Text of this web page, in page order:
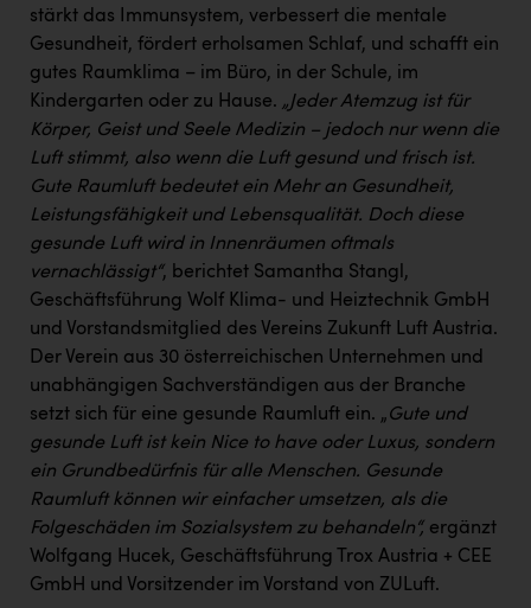
Oldtimer Raststationen und Motorhotels
Österreichischer Kachelofenverband
Orlen
Passage Linz
PEZ
PÜSPÖK
RE/MAX Welcome
Resch&Frisch
RUBBLE MASTER
Ruderclub Wels
SCRI - Salzburg Cancer Research Institute
SCHMACHTL GmbH
Schwingshandl - automation technology gmbh
stärkt das Immunsystem, verbessert die mentale
Gesundheit, fördert erholsamen Schlaf, und schafft ein
gutes Raumklima – im Büro, in der Schule, im
Kindergarten oder zu Hause. „Jeder Atemzug ist für
Körper, Geist und Seele Medizin – jedoch nur wenn die
Luft stimmt, also wenn die Luft gesund und frisch ist.
Gute Raumluft bedeutet ein Mehr an Gesundheit,
Leistungsfähigkeit und Lebensqualität. Doch diese
gesunde Luft wird in Innenräumen oftmals
vernachlässigt“, berichtet Samantha Stangl,
Geschäftsführung Wolf Klima- und Heiztechnik GmbH
und Vorstandsmitglied des Vereins Zukunft Luft Austria.
Der Verein aus 30 österreichischen Unternehmen und
unabhängigen Sachverständigen aus der Branche
setzt sich für eine gesunde Raumluft ein. „Gute und
gesunde Luft ist kein Nice to have oder Luxus, sondern
ein Grundbedürfnis für alle Menschen. Gesunde
Raumluft können wir einfacher umsetzen, als die
Folgeschäden im Sozialsystem zu behandeln“, ergänzt
Wolfgang Hucek, Geschäftsführung Trox Austria + CEE
GmbH und Vorsitzender im Vorstand von ZULuft.